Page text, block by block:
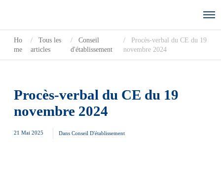
Ho
me
Tous les
articles
Conseil
d'établissement
Procès-verbal du CE du 19
novembre 2024
Procès-verbal du CE du 19
novembre 2024
21 Mai 2025 Dans Conseil D'établissement